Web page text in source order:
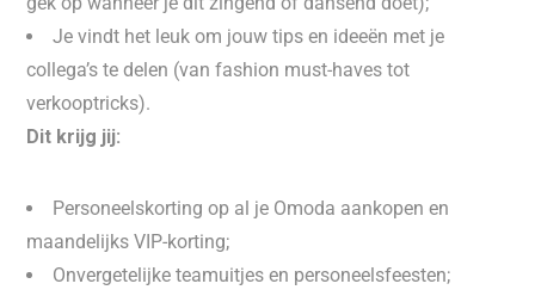
Je vindt het leuk om jouw tips en ideeën met je
collega’s te delen (van fashion must-haves tot
verkooptricks).
Dit krijg jij:
Personeelskorting op al je Omoda aankopen en
maandelijks VIP-korting;
Onvergetelijke teamuitjes en personeelsfeesten;